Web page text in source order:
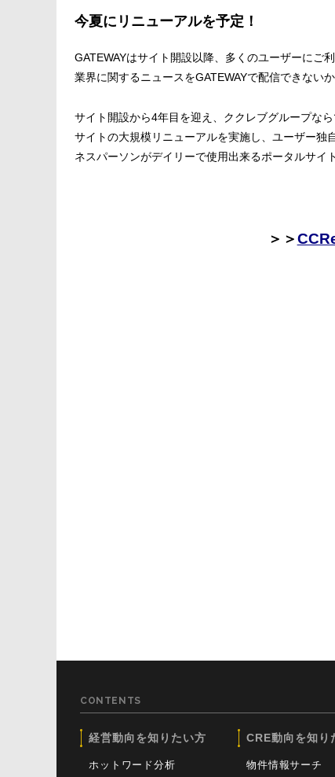
今夏にリニューアルを予定！
GATEWAYはサイト開設以降、多くのユーザーにご
業界に関するニュースをGATEWAYで配信できない
サイト開設から4年目を迎え、ククレブグループな
サイトの大規模リニューアルを実施し、ユーザー独
ネスパーソンがデイリーで使用出来るポータルサイ
＞＞
CONTENTS
経営動向を知りたい方
ホットワード分析
CRE動向を知り
物件情報サーチ